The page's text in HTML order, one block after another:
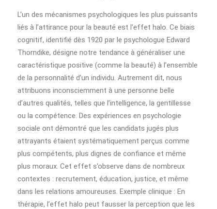
L’un des mécanismes psychologiques les plus puissants
liés à l’attirance pour la beauté est l’effet halo. Ce biais
cognitif, identifié dès 1920 par le psychologue Edward
Thorndike, désigne notre tendance à généraliser une
caractéristique positive (comme la beauté) à l’ensemble
de la personnalité d’un individu. Autrement dit, nous
attribuons inconsciemment à une personne belle
d’autres qualités, telles que l’intelligence, la gentillesse
ou la compétence. Des expériences en psychologie
sociale ont démontré que les candidats jugés plus
attrayants étaient systématiquement perçus comme
plus compétents, plus dignes de confiance et même
plus moraux. Cet effet s’observe dans de nombreux
contextes : recrutement, éducation, justice, et même
dans les relations amoureuses. Exemple clinique : En
thérapie, l’effet halo peut fausser la perception que les